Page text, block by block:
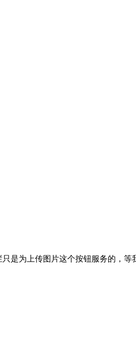
是为上传图片这个按钮服务的，等